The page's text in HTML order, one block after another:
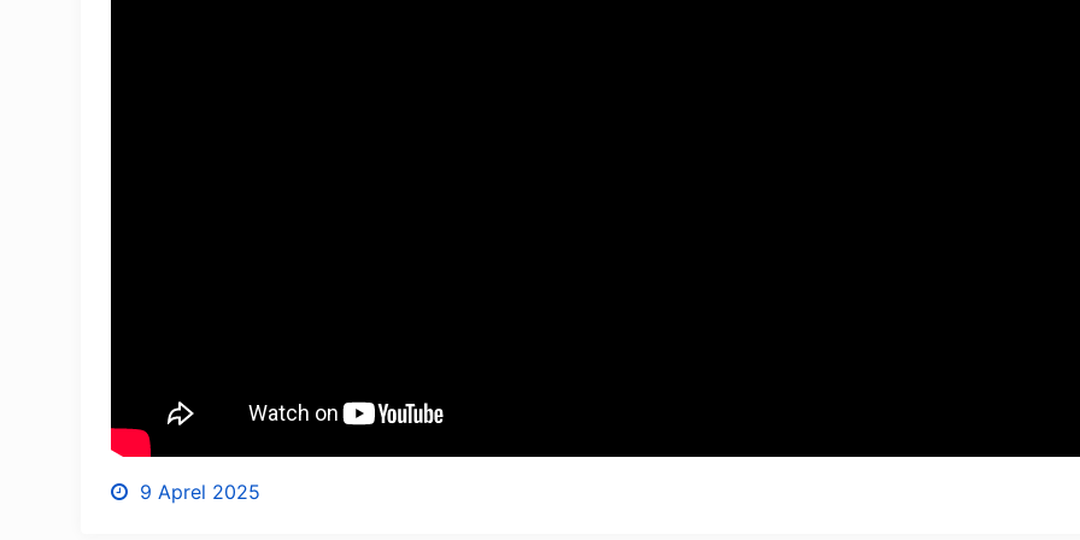
9 Aprel 2025